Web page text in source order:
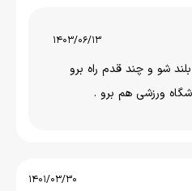
1403/06/13
شو و چند قدم راه برو
ورزشی هم برو .
1401/03/30